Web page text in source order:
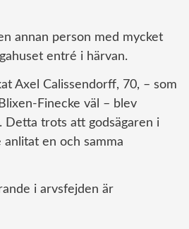
annan person med mycket
entré i härvan.
Axel Calissendorff, 70, – som
Finecke väl – blev
Detta trots att godsägaren i
en och samma
i arvsfejden är